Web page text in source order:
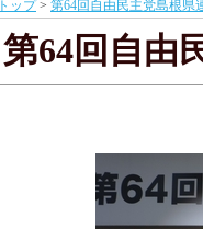
トップ> 第64回自由民主党島根県
第64回自由